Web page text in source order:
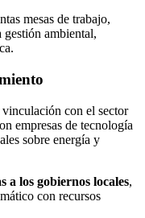
mesas de trabajo,
gestión ambiental,
con el sector
empresas de tecnología
sobre energía y
a los gobiernos locales,
con recursos